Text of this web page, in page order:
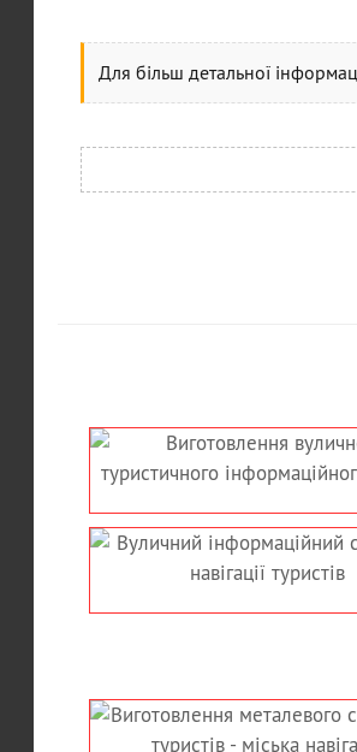
Для більш детальної
МІСЬКА НАВІГАЦІЯ –
ВКАЗІВНИК НАПРЯМКУ
ТУРИСТИЧНИЙ СТЕНД ДЛЯ
ВИЗНАЧНІ МІСЦЯ
ВИГОТОВЛЕННЯ